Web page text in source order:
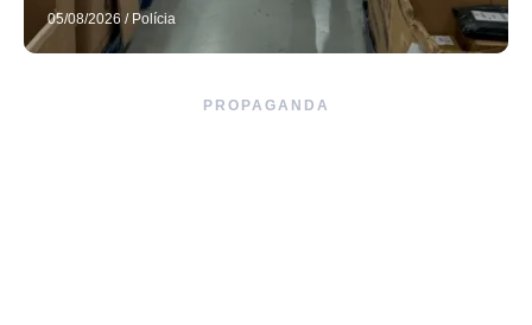
05/08/2026 / Polícia
PROPAGANDA